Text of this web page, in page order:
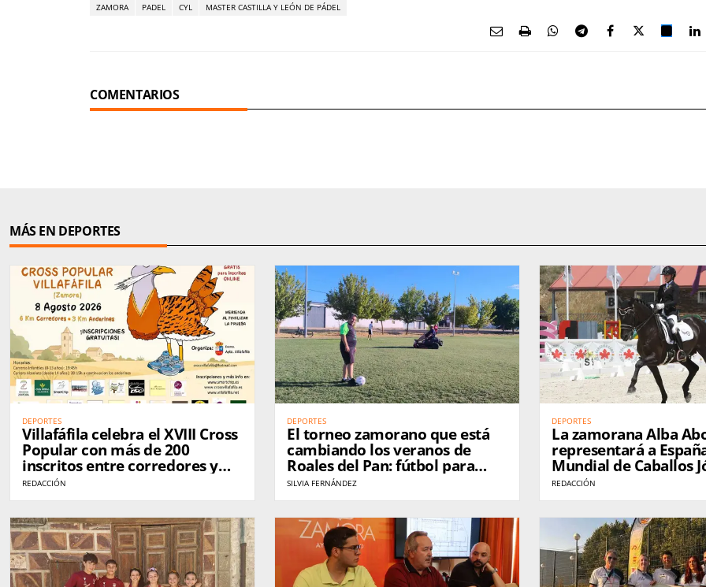
ZAMORA PADEL CYL MASTER CASTILLA Y LEÓN DE PÁDEL
COMENTARIOS
MÁS EN DEPORTES
DEPORTES
Villafáfila celebra el XVIII Cross
Popular con más de 200
inscritos entre corredores y
andarines
REDACCIÓN
DEPORTES
El torneo zamorano que está
cambiando los veranos de
Roales del Pan: fútbol para
hacer amigos
SILVIA FERNÁNDEZ
DEPORTES
La zamorana Alba
representará a
Mundial de Caballos
Doma Clásica en
REDACCIÓN